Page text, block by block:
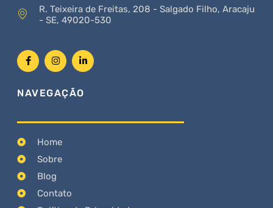
R. Teixeira de Freitas, 208 - Salgado Filho, Aracaju
- SE, 49020-530
NAVEGAÇÃO
Home
Sobre
Blog
Contato